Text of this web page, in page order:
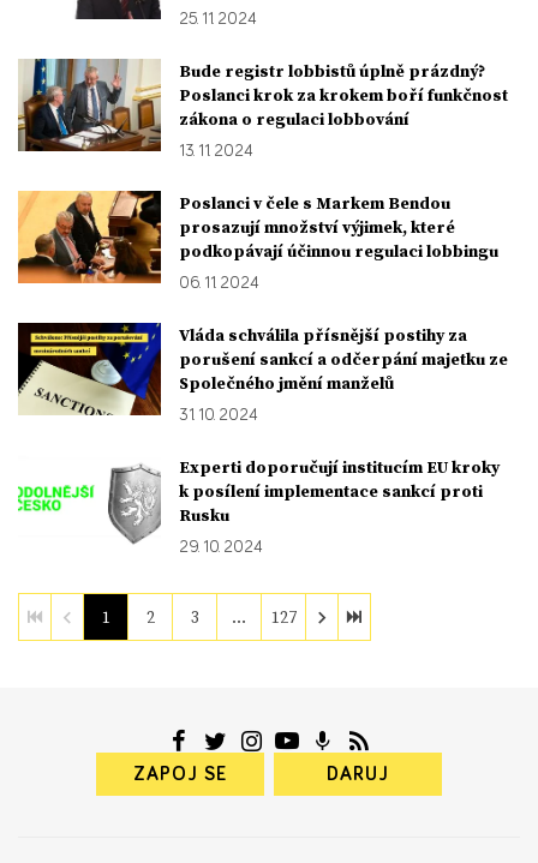
25. 11. 2024
Bude registr lobbistů úplně prázdný?
Poslanci krok za krokem boří funkčnost
zákona o regulaci lobbování
13. 11. 2024
Poslanci v čele s Markem Bendou
prosazují množství výjimek, které
podkopávají účinnou regulaci lobbingu
06. 11. 2024
Vláda schválila přísnější postihy za
porušení sankcí a odčerpání majetku ze
Společného jmění manželů
31. 10. 2024
Experti doporučují institucím EU kroky
k posílení implementace sankcí proti
Rusku
29. 10. 2024
1 2 3 … 127
ZAPOJ SE DARUJ